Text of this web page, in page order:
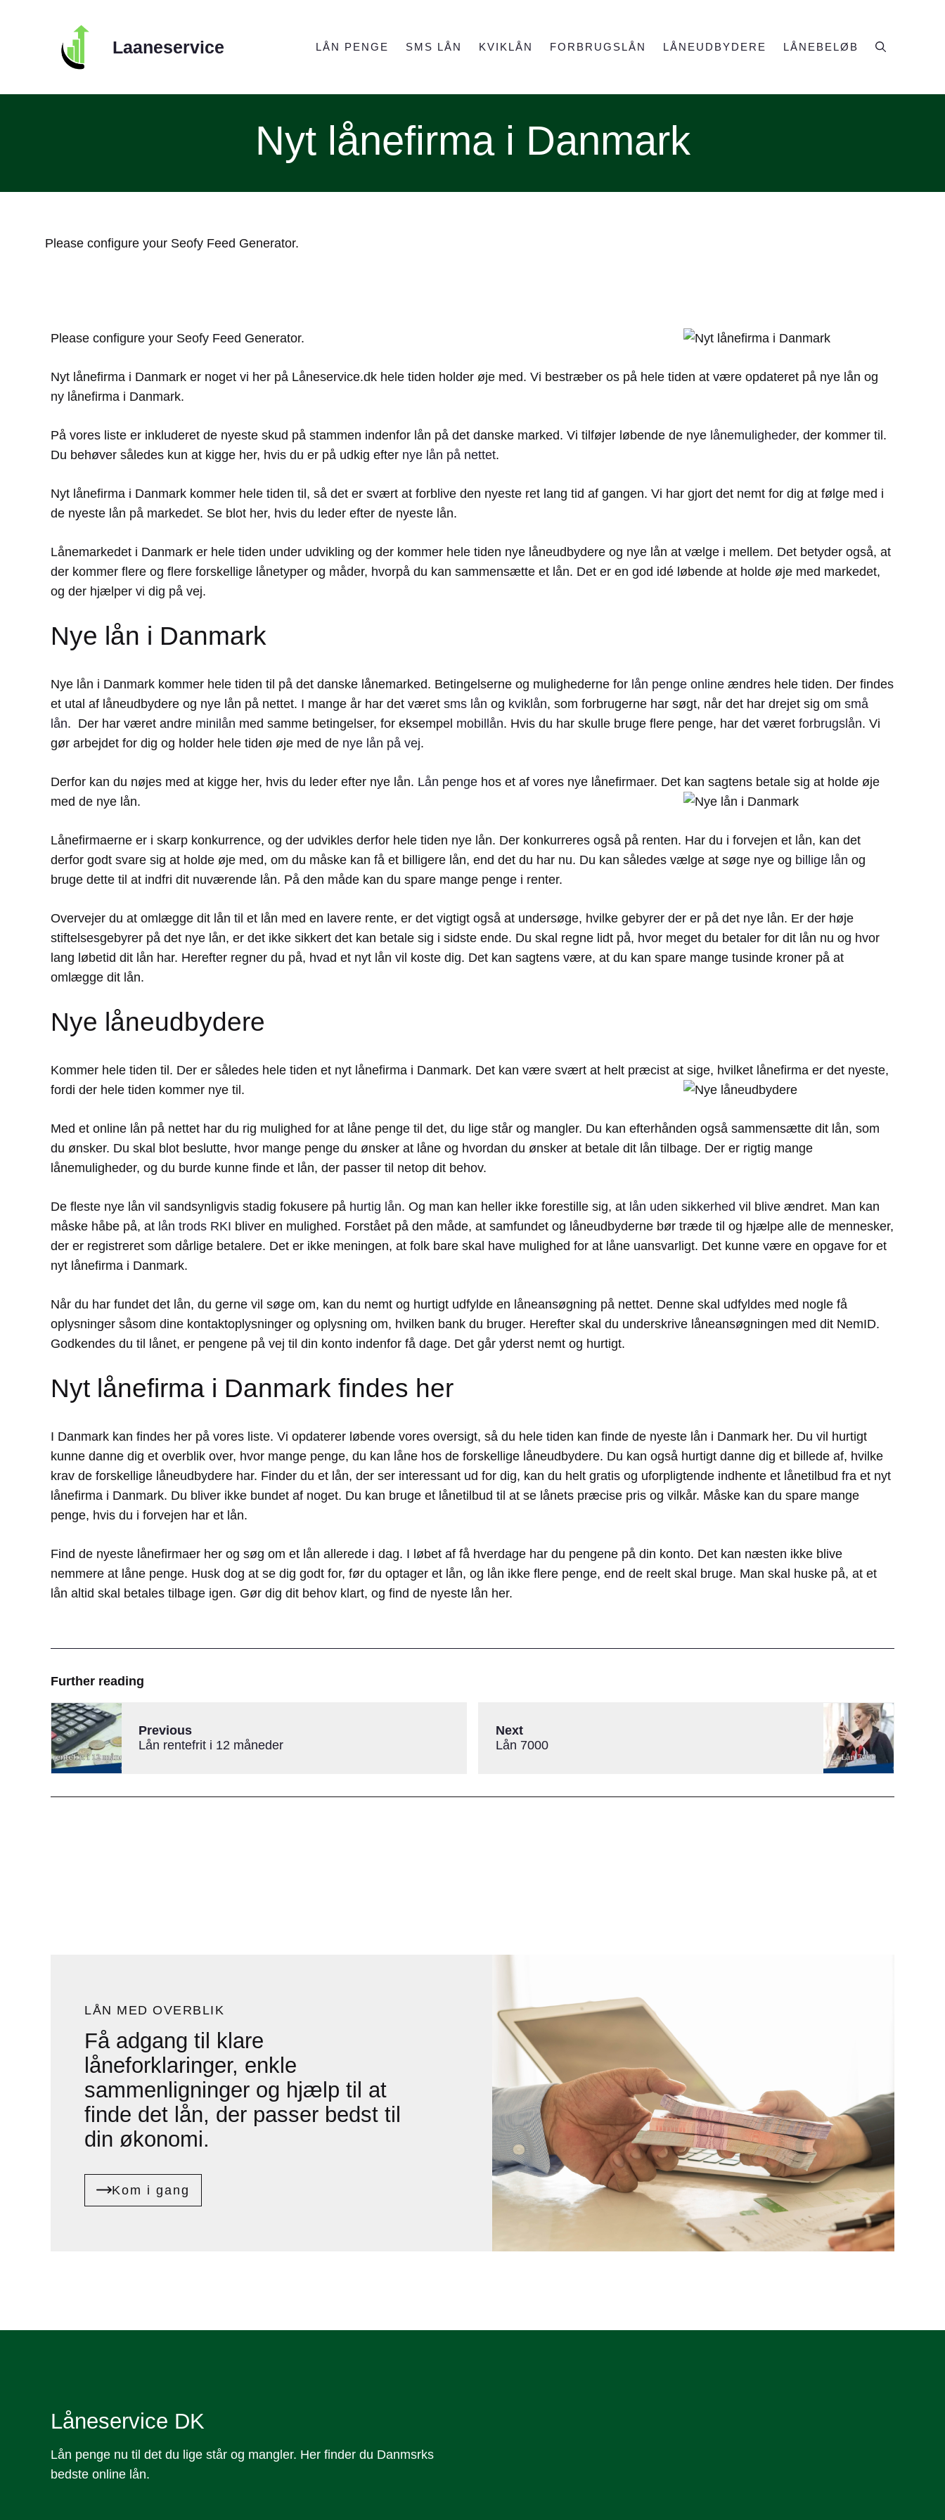
Laaneservice LÅN PENGE SMS LÅN KVIKLÅN FORBRUGSLÅN LÅNEUDBYDERE LÅNEBELØB
Nyt lånefirma i Danmark
Please configure your Seofy Feed Generator.
Please configure your Seofy Feed Generator.
Nyt lånefirma i Danmark er noget vi her på Låneservice.dk hele tiden holder øje med. Vi bestræber os på hele tiden at være opdateret på nye lån og
ny lånefirma i Danmark.
På vores liste er inkluderet de nyeste skud på stammen indenfor lån på det danske marked. Vi tilføjer løbende de nye lånemuligheder, der kommer til.
Du behøver således kun at kigge her, hvis du er på udkig efter nye lån på nettet.
Nyt lånefirma i Danmark kommer hele tiden til, så det er svært at forblive den nyeste ret lang tid af gangen. Vi har gjort det nemt for dig at følge med i
de nyeste lån på markedet. Se blot her, hvis du leder efter de nyeste lån.
Lånemarkedet i Danmark er hele tiden under udvikling og der kommer hele tiden nye låneudbydere og nye lån at vælge i mellem. Det betyder også, at
der kommer flere og flere forskellige lånetyper og måder, hvorpå du kan sammensætte et lån. Det er en god idé løbende at holde øje med markedet,
og der hjælper vi dig på vej.
Nye lån i Danmark
Nye lån i Danmark kommer hele tiden til på det danske lånemarked. Betingelserne og mulighederne for lån penge online ændres hele tiden. Der findes
et utal af låneudbydere og nye lån på nettet. I mange år har det været sms lån og kviklån, som forbrugerne har søgt, når det har drejet sig om små
lån. Der har været andre minilån med samme betingelser, for eksempel mobillån. Hvis du har skulle bruge flere penge, har det været forbrugslån. Vi
gør arbejdet for dig og holder hele tiden øje med de nye lån på vej.
Derfor kan du nøjes med at kigge her, hvis du leder efter nye lån. Lån penge hos et af vores nye lånefirmaer. Det kan sagtens betale sig at holde øje
med de nye lån.
Lånefirmaerne er i skarp konkurrence, og der udvikles derfor hele tiden nye lån. Der konkurreres også på renten. Har du i forvejen et lån, kan det
derfor godt svare sig at holde øje med, om du måske kan få et billigere lån, end det du har nu. Du kan således vælge at søge nye og billige lån og
bruge dette til at indfri dit nuværende lån. På den måde kan du spare mange penge i renter.
Overvejer du at omlægge dit lån til et lån med en lavere rente, er det vigtigt også at undersøge, hvilke gebyrer der er på det nye lån. Er der høje
stiftelsesgebyrer på det nye lån, er det ikke sikkert det kan betale sig i sidste ende. Du skal regne lidt på, hvor meget du betaler for dit lån nu og hvor
lang løbetid dit lån har. Herefter regner du på, hvad et nyt lån vil koste dig. Det kan sagtens være, at du kan spare mange tusinde kroner på at
omlægge dit lån.
Nye låneudbydere
Kommer hele tiden til. Der er således hele tiden et nyt lånefirma i Danmark. Det kan være svært at helt præcist at sige, hvilket lånefirma er det nyeste,
fordi der hele tiden kommer nye til.
Med et online lån på nettet har du rig mulighed for at låne penge til det, du lige står og mangler. Du kan efterhånden også sammensætte dit lån, som
du ønsker. Du skal blot beslutte, hvor mange penge du ønsker at låne og hvordan du ønsker at betale dit lån tilbage. Der er rigtig mange
lånemuligheder, og du burde kunne finde et lån, der passer til netop dit behov.
De fleste nye lån vil sandsynligvis stadig fokusere på hurtig lån. Og man kan heller ikke forestille sig, at lån uden sikkerhed vil blive ændret. Man kan
måske håbe på, at lån trods RKI bliver en mulighed. Forstået på den måde, at samfundet og låneudbyderne bør træde til og hjælpe alle de mennesker,
der er registreret som dårlige betalere. Det er ikke meningen, at folk bare skal have mulighed for at låne uansvarligt. Det kunne være en opgave for et
nyt lånefirma i Danmark.
Når du har fundet det lån, du gerne vil søge om, kan du nemt og hurtigt udfylde en låneansøgning på nettet. Denne skal udfyldes med nogle få
oplysninger såsom dine kontaktoplysninger og oplysning om, hvilken bank du bruger. Herefter skal du underskrive låneansøgningen med dit NemID.
Godkendes du til lånet, er pengene på vej til din konto indenfor få dage. Det går yderst nemt og hurtigt.
Nyt lånefirma i Danmark findes her
I Danmark kan findes her på vores liste. Vi opdaterer løbende vores oversigt, så du hele tiden kan finde de nyeste lån i Danmark her. Du vil hurtigt
kunne danne dig et overblik over, hvor mange penge, du kan låne hos de forskellige låneudbydere. Du kan også hurtigt danne dig et billede af, hvilke
krav de forskellige låneudbydere har. Finder du et lån, der ser interessant ud for dig, kan du helt gratis og uforpligtende indhente et lånetilbud fra et nyt
lånefirma i Danmark. Du bliver ikke bundet af noget. Du kan bruge et lånetilbud til at se lånets præcise pris og vilkår. Måske kan du spare mange
penge, hvis du i forvejen har et lån.
Find de nyeste lånefirmaer her og søg om et lån allerede i dag. I løbet af få hverdage har du pengene på din konto. Det kan næsten ikke blive
nemmere at låne penge. Husk dog at se dig godt for, før du optager et lån, og lån ikke flere penge, end de reelt skal bruge. Man skal huske på, at et
lån altid skal betales tilbage igen. Gør dig dit behov klart, og find de nyeste lån her.
Further reading
Previous
Lån rentefrit i 12 måneder
Next
Lån 7000
LÅN MED OVERBLIK
Få adgang til klare
låneforklaringer, enkle
sammenligninger og hjælp til at
finde det lån, der passer bedst til
din økonomi.
Kom i gang
Låneservice DK
Lån penge nu til det du lige står og mangler. Her finder du Danmsrks
bedste online lån.